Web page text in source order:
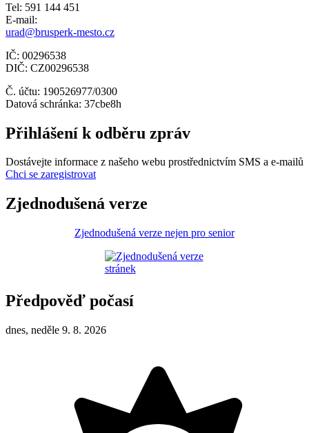
Tel: 591 144 451
E-mail:
urad@brusperk-mesto.cz
IČ: 00296538
DIČ: CZ00296538
Č. účtu: 190526977/0300
Datová schránka: 37cbe8h
Přihlášení k odběru zpráv
Dostávejte informace z našeho webu prostřednictvím SMS a e-mailů
Chci se zaregistrovat
Zjednodušená verze
Zjednodušená verze nejen pro senior
Předpověď počasí
dnes, neděle 9. 8. 2026